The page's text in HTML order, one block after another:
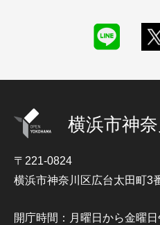
横浜市神
〒221-0824
横浜市神奈川区広台太田町3
開庁時間：月曜日から金曜